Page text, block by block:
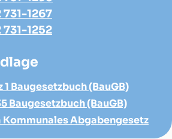
731-1267
731-1252
1 Baugesetzbuch (BauGB)
Baugesetzbuch (BauGB)
Kommunales Abgabengesetz